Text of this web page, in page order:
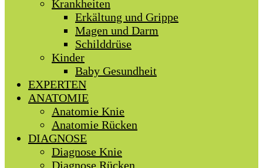
Krankheiten
Erkältung und Grippe
Magen und Darm
Schilddrüse
Kinder
Baby Gesundheit
EXPERTEN
ANATOMIE
Anatomie Knie
Anatomie Rücken
DIAGNOSE
Diagnose Knie
Diagnose Rücken